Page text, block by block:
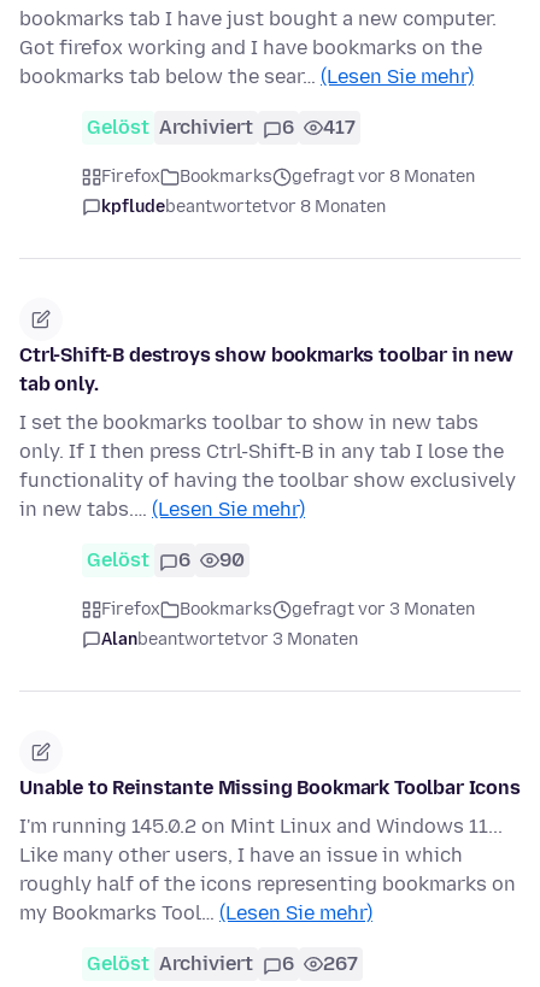
bookmarks tab I have just bought a new computer.
Got firefox working and I have bookmarks on the
bookmarks tab below the sear… (Lesen Sie mehr)
Gelöst Archiviert 6 417
Firefox Bookmarks
gefragt vor 8 Monaten
kpfludebeantwortetvor 8 Monaten
Ctrl-Shift-B destroys show bookmarks toolbar in new
tab only.
I set the bookmarks toolbar to show in new tabs
only. If I then press Ctrl-Shift-B in any tab I lose the
functionality of having the toolbar show exclusively
in new tabs.… (Lesen Sie mehr)
Gelöst 6 90
Firefox Bookmarks
gefragt vor 3 Monaten
Alanbeantwortetvor 3 Monaten
Unable to Reinstante Missing Bookmark Toolbar Icons
I'm running 145.0.2 on Mint Linux and Windows 11...
Like many other users, I have an issue in which
roughly half of the icons representing bookmarks on
my Bookmarks Tool… (Lesen Sie mehr)
Gelöst Archiviert 6 267